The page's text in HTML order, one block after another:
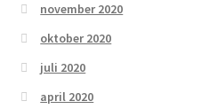
november 2020
oktober 2020
juli 2020
april 2020